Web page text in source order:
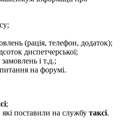
(рація, телефон, додаток);
диспетчерської;
і т.д.;
на форумі.
;
поставили на службу таксі.